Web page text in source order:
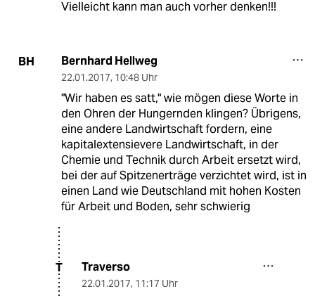
Vielleicht kann man auch vorher denken!!!
BH Bernhard Hellweg
22.01.2017, 10:48 Uhr
"Wir haben es satt," wie mögen diese Worte in
den Ohren der Hungernden klingen? Übrigens,
eine andere Landwirtschaft fordern, eine
kapitalextensievere Landwirtschaft, in der
Chemie und Technik durch Arbeit ersetzt wird,
bei der auf Spitzenerträge verzichtet wird, ist in
einen Land wie Deutschland mit hohen Kosten
für Arbeit und Boden, sehr schwierig
T Traverso
22.01.2017, 11:17 Uhr